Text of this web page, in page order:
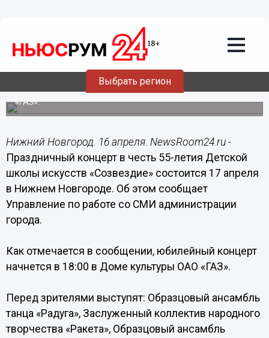
Выбрать регион
Праздничный концерт в честь 55-
летия Детской школы искусств
«Созвездие» состоится 17 апреля в
Нижнем Новгороде
Юбилейный концерт пройдет в Доме культуры ОАО
«ГАЗ».
Нижний Новгород. 16 апреля. NewsRoom24.ru -
Праздничный концерт в честь 55-летия Детской
школы искусств «Созвездие» состоится 17 апреля
в Нижнем Новгороде. Об этом сообщает
Управление по работе со СМИ администрации
города.
Как отмечается в сообщении, юбилейный концерт
начнется в 18:00 в Доме культуры ОАО «ГАЗ».
Перед зрителями выступят: Образцовый ансамбль
танца «Радуга», Заслуженный коллектив народного
творчества «Ракета», Образцовый ансамбль